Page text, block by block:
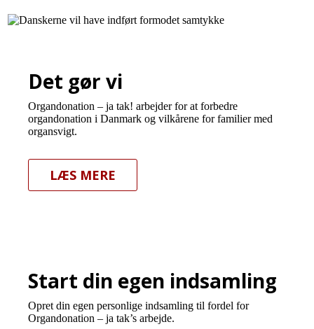
Det gør vi
Organdonation – ja tak! arbejder for at forbedre
organdonation i Danmark og vilkårene for familier med
organsvigt.
LÆS MERE
Start din egen indsamling
Opret din egen personlige indsamling til fordel for
Organdonation – ja tak’s arbejde.